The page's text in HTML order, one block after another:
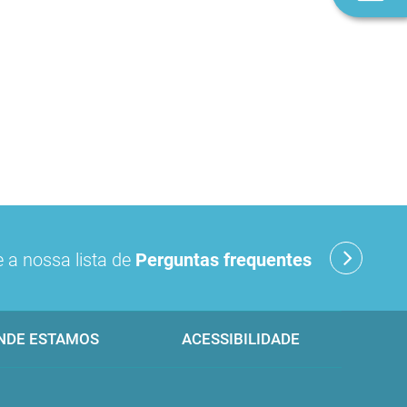
a nossa lista de Perguntas frequentes
ESTAMOS ACESSIBILIDADE